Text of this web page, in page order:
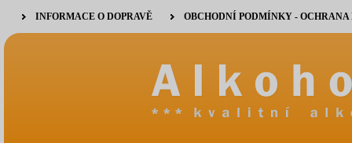
INFORMACE O DOPRAVĚ OBCHODNÍ PODMÍNKY -